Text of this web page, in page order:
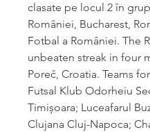
clasate pe locul 2 în
României, Bucharest,
Fotbal a României. The
unbeaten streak in four
Poreč, Croatia. Teams
Futsal Klub Odorheiu
Timișoara; Luceafarul
Clujana Cluj-Napoca;